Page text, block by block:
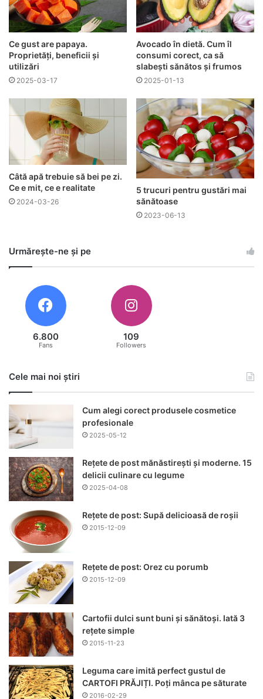
Ce gust are papaya.
Proprietăți, beneficii și
utilizări
2025-03-17
Avocado în dietă. Cum îl
consumi corect, ca să
slabești sănătos și frumos
2025-01-13
Câtă apă trebuie să bei pe zi.
Ce e mit, ce e realitate
2024-03-26
5 trucuri pentru gustări mai
sănătoase
2023-06-13
Urmărește-ne și pe
6.800
Fans
109
Followers
Cele mai noi știri
Cum alegi corect produsele cosmetice
profesionale
2025-05-12
Rețete de post mănăstirești și moderne. 15
delicii culinare cu legume
2025-04-08
Rețete de post: Supă delicioasă de roșii
2015-12-09
Rețete de post: Orez cu porumb
2015-12-09
Cartofii dulci sunt buni și sănătoși. Iată 3
rețete simple
2015-11-23
Leguma care imită perfect gustul de
CARTOFI PRĂJIȚI. Poți mânca pe săturate
2016-02-29